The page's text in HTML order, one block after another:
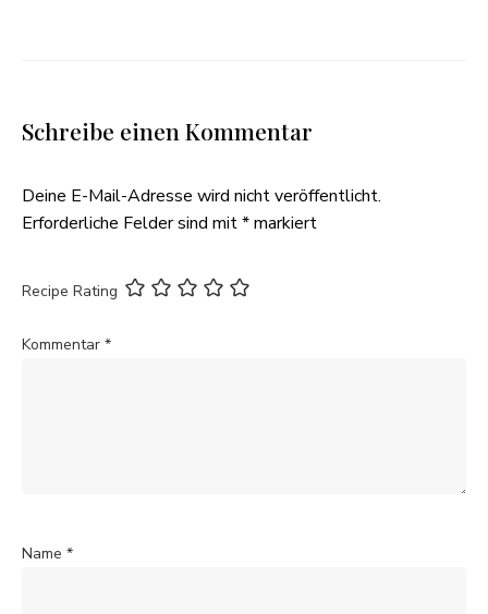
Schreibe einen Kommentar
Deine E-Mail-Adresse wird nicht veröffentlicht.
Erforderliche Felder sind mit*markiert
Recipe Rating
Kommentar *
Name *